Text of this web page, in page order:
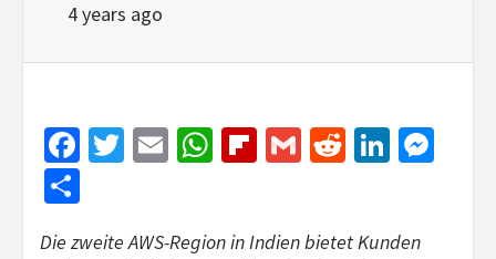
4 years ago
Facebook
Twitter
EmailWhatsApp
Flipboard
GmailReddit
Die zweite AWS-Region in Indien bietet Kunden